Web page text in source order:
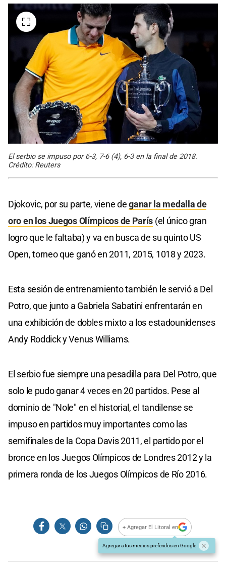
El serbio se impuso por 6-3, 7-6 (4), 6-3 en la final de 2018.
Crédito: Reuters
Djokovic, por su parte, viene deganar la medalla de
oro en los Juegos Olímpicos de París (el único gran
logro que le faltaba) y va en busca de su quinto US
Open, torneo que ganó en 2011, 2015, 1018 y 2023.
Esta sesión de entrenamiento también le servió a Del
Potro, que junto a Gabriela Sabatini enfrentarán en
una exhibición de dobles mixto a los estadounidenses
Andy Roddick y Venus Williams.
El serbio fue siempre una pesadilla para Del Potro, que
solo le pudo ganar 4 veces en 20 partidos. Pese al
dominio de "Nole" en el historial, el tandilense se
impuso en partidos muy importantes como las
semifinales de la Copa Davis 2011, el partido por el
bronce en los Juegos Olímpicos de Londres 2012 y la
primera ronda de los Juegos Olímpicos de Río 2016.
+ Agregar El Litoral en
Agregar a tus medios preferidos en Google